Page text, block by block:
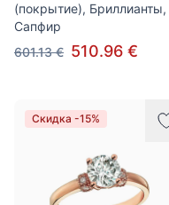
(покрытие), Бриллианты,
Сапфир
601.13 € 510.96 €
Скидка -15%